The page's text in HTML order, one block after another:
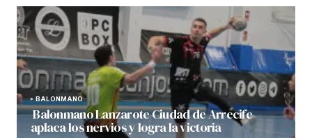
BALONMANO
Balonmano Lanzarote Ciudad de Arrecife
aplaca los nervios y logra la victoria